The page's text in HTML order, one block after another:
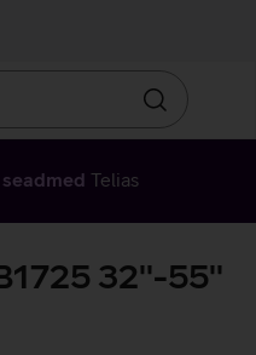
Otsin
Telias
32''-55''